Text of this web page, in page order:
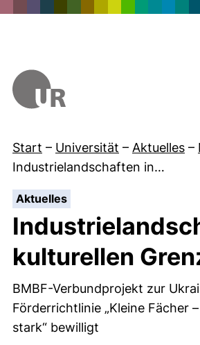
Start – Universität – Aktuelles –
Industrielandschaften in…
Aktuelles:
kulturellen
BMBF-Verbundprojekt zur
Förderrichtlinie „Kleine Fächer
stark“ bewilligt